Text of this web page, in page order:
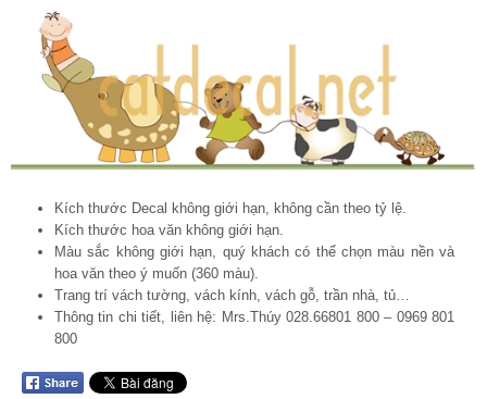
Kích thước Decal không giới hạn, không cần theo tỷ lệ.
Kích thước hoa văn không giới hạn.
Màu sắc không giới hạn, quý khách có thể chọn màu nền và
hoa văn theo ý muốn (360 màu).
Trang trí vách tường, vách kính, vách gỗ, trần nhà, tủ…
Thông tin chi tiết, liên hệ: Mrs.Thúy 028.66801 800 – 0969 801
800